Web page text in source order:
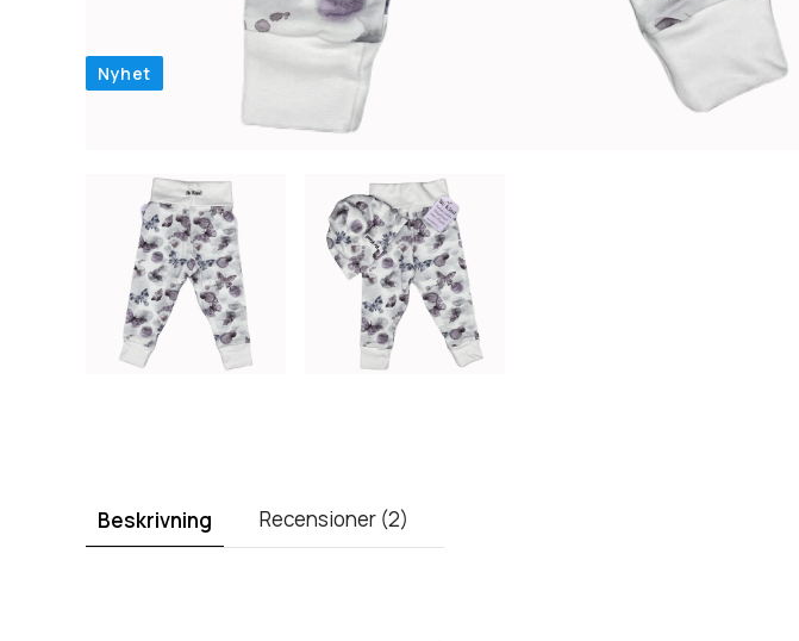
Nyhet
Beskrivning Recensioner (2)